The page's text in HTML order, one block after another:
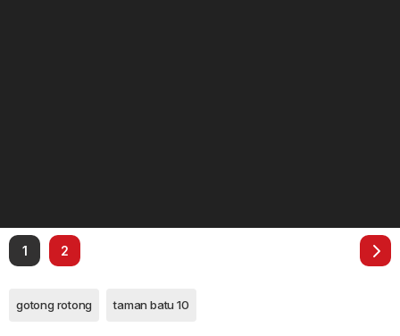
1 2
gotong rotong taman batu 10